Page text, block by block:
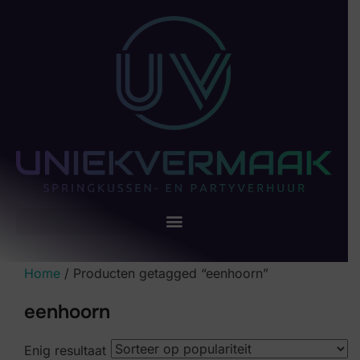
Home / Producten getagged “eenhoorn”
eenhoorn
Enig resultaat